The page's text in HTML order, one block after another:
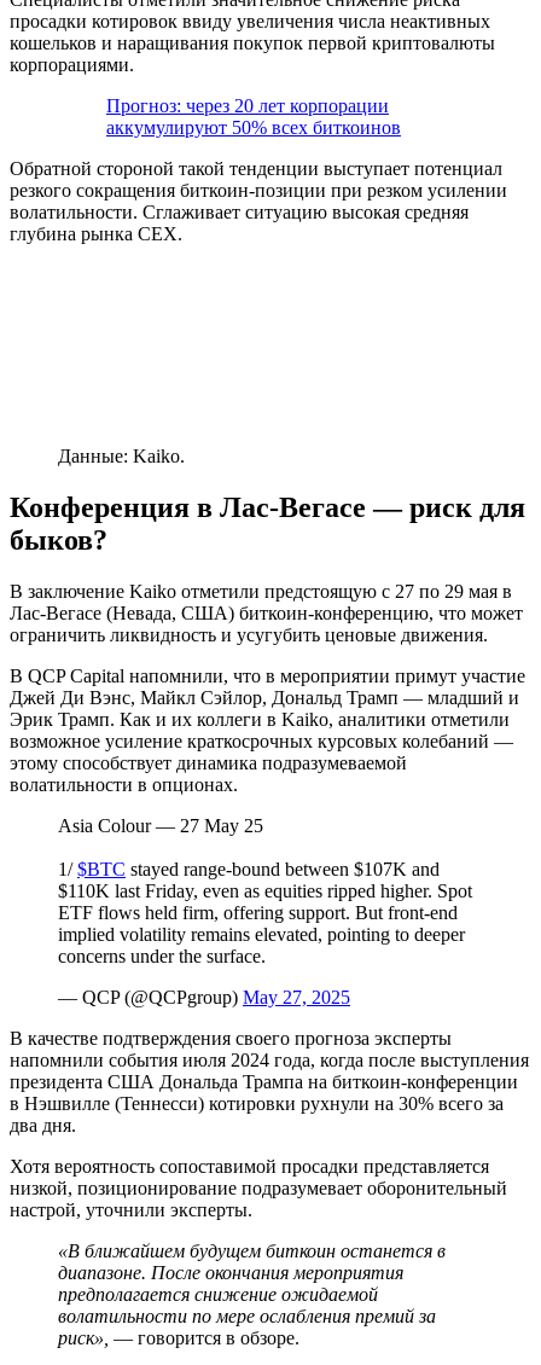
просадки котировок ввиду увеличения числа неактивных
кошельков и наращивания покупок первой криптовалюты
корпорациями.
Прогноз: через 20 лет корпорации
аккумулируют 50% всех биткоинов
Обратной стороной такой тенденции выступает потенциал
резкого сокращения биткоин-позиции при резком усилении
волатильности. Сглаживает ситуацию высокая средняя
глубина рынка CEX.
Данные: Kaiko.
Конференция в Лас-Вегасе — риск для
быков?
В заключение Kaiko отметили предстоящую с 27 по 29 мая в
Лас-Вегасе (Невада, США) биткоин-конференцию, что может
ограничить ликвидность и усугубить ценовые движения.
В QCP Capital напомнили, что в мероприятии примут участие
Джей Ди Вэнс, Майкл Сэйлор, Дональд Трамп — младший и
Эрик Трамп. Как и их коллеги в Kaiko, аналитики отметили
возможное усиление краткосрочных курсовых колебаний —
этому способствует динамика подразумеваемой
волатильности в опционах.
Asia Colour — 27 May 25
1/$BTC stayed range-bound between $107K and
$110K last Friday, even as equities ripped higher. Spot
ETF flows held firm, offering support. But front-end
implied volatility remains elevated, pointing to deeper
concerns under the surface.
— QCP (@QCPgroup) May 27, 2025
В качестве подтверждения своего прогноза эксперты
напомнили события июля 2024 года, когда после выступления
президента США Дональда Трампа на биткоин-конференции
в Нэшвилле (Теннесси) котировки рухнули на 30% всего за
два дня.
Хотя вероятность сопоставимой просадки представляется
низкой, позиционирование подразумевает оборонительный
настрой, уточнили эксперты.
«В ближайшем будущем биткоин останется в
диапазоне. После окончания мероприятия
предполагается снижение ожидаемой
волатильности по мере ослабления премий за
риск», — говорится в обзоре.